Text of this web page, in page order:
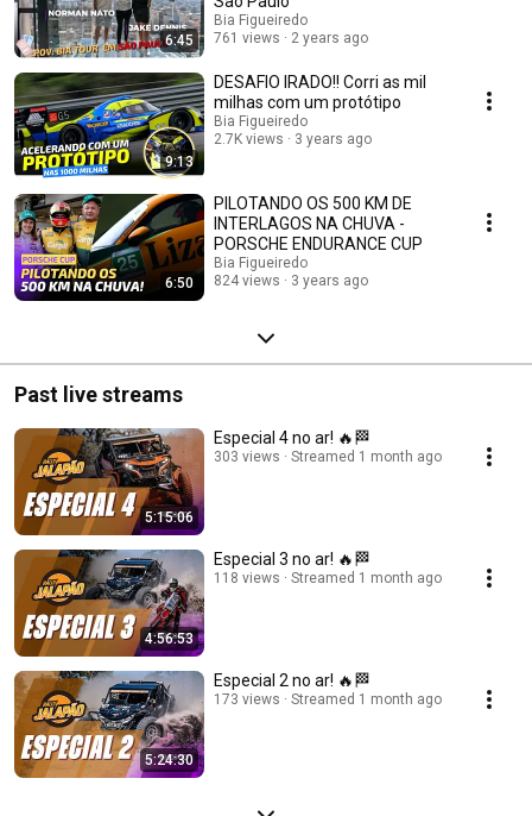
6:45
Bia Figueiredo
761 views
2 years ago
9:13
DESAFIO IRADO!! Corri as mil
milhas com um protótipo
Bia Figueiredo
2.7K views
3 years ago
6:50
PILOTANDO OS 500 KM DE
INTERLAGOS NA CHUVA -
PORSCHE ENDURANCE CUP
Bia Figueiredo
824 views
3 years ago
Past live streams
5:15:06
Especial 4 no ar! 🔥🏁
303 views Streamed 1 month ago
4:56:53
Especial 3 no ar! 🔥🏁
118 views Streamed 1 month ago
5:24:30
Especial 2 no ar! 🔥🏁
173 views Streamed 1 month ago